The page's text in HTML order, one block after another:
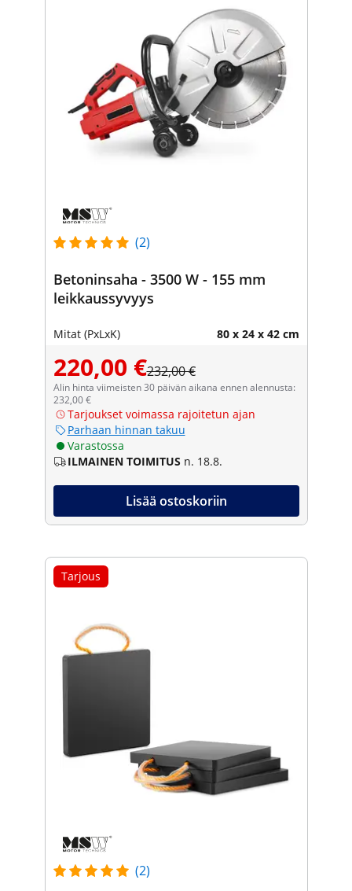
(2)
Betoninsaha - 3500 W - 155 mm
leikkaussyvyys
Mitat (PxLxK) 80 x 24 x 42 cm
220,00 €232,00 €
Alin hinta viimeisten 30 päivän aikana ennen alennusta:
232,00 €
Tarjoukset voimassa rajoitetun ajan
Parhaan hinnan takuu
Varastossa
ILMAINEN TOIMITUS n. 18.8.
Lisää ostoskoriin
Tarjous
(2)